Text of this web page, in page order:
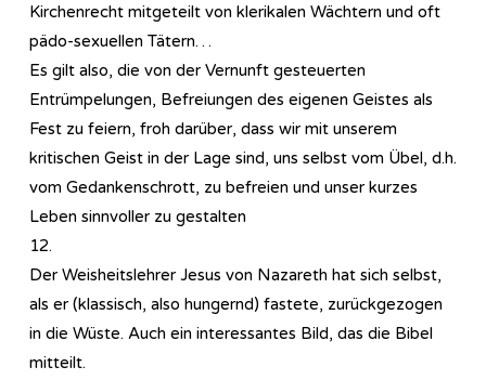
Kirchenrecht mitgeteilt von klerikalen Wächtern und oft
pädo-sexuellen Tätern…
Es gilt also, die von der Vernunft gesteuerten
Entrümpelungen, Befreiungen des eigenen Geistes als
Fest zu feiern, froh darüber, dass wir mit unserem
kritischen Geist in der Lage sind, uns selbst vom Übel, d.h.
vom Gedankenschrott, zu befreien und unser kurzes
Leben sinnvoller zu gestalten
12.
Der Weisheitslehrer Jesus von Nazareth hat sich selbst,
als er (klassisch, also hungernd) fastete, zurückgezogen
in die Wüste. Auch ein interessantes Bild, das die Bibel
mitteilt.